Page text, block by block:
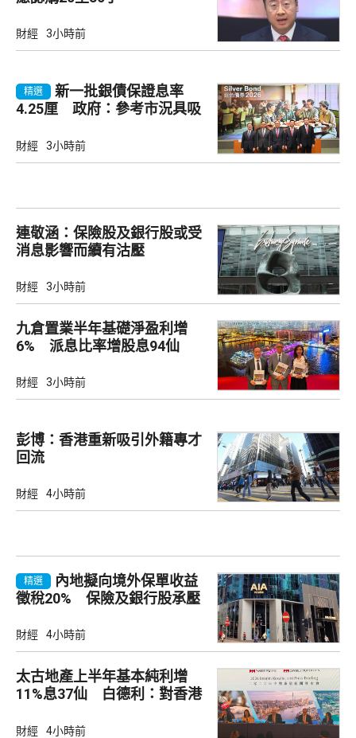
財經 3小時前
精選
新一批銀債保證息率
4.25厘 政府：參考市況具吸
財經 3小時前
連敬涵：保險股及銀行股或受
消息影響而續有沽壓
財經 3小時前
九倉置業半年基礎淨盈利增
6% 派息比率增股息94仙
財經 3小時前
彭博：香港重新吸引外籍專才
回流
財經 4小時前
精選
內地擬向境外保單收益
徵稅20% 保險及銀行股承壓
財經 4小時前
太古地產上半年基本純利增
11%息37仙 白德利：對香港
財經 4小時前